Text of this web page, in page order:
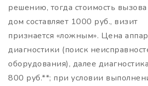
решению, тогда стоимость
дом составляет 1000 руб., визит
признается «ложным». Цена
диагностики (поиск
оборудования), далее
800 руб.**; при условии